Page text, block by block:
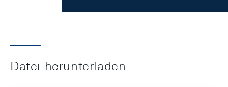
Datei herunterladen